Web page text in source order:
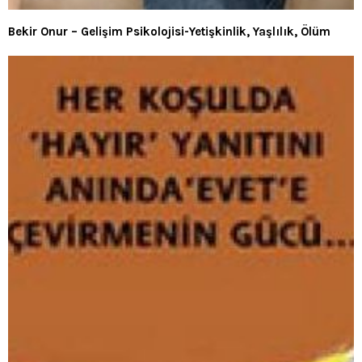
Bekir Onur – Gelişim Psikolojisi-Yetişkinlik, Yaşlılık, Ölüm